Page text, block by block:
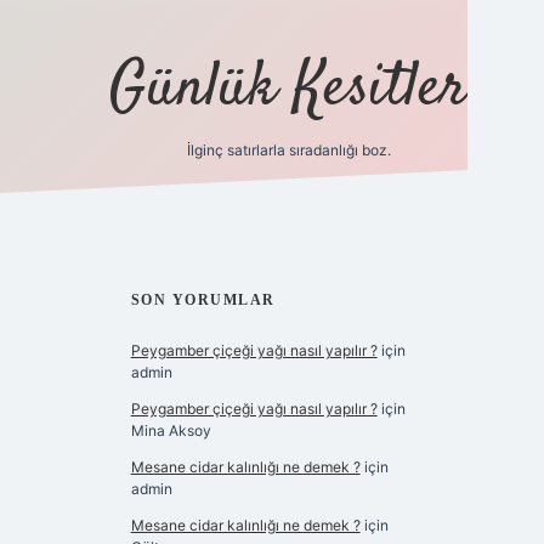
Günlük Kesitler
İlginç satırlarla sıradanlığı boz.
SIDEBAR
SON YORUMLAR
Peygamber çiçeği yağı nasıl yapılır ?için
admin
Peygamber çiçeği yağı nasıl yapılır ?için
Mina Aksoy
Mesane cidar kalınlığı ne demek ?için
admin
Mesane cidar kalınlığı ne demek ?için